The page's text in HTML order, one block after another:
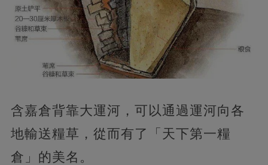
含嘉倉背靠大運河，可以通過運河向各
地輸送糧草，從而有了「天下第一糧
倉」的美名。